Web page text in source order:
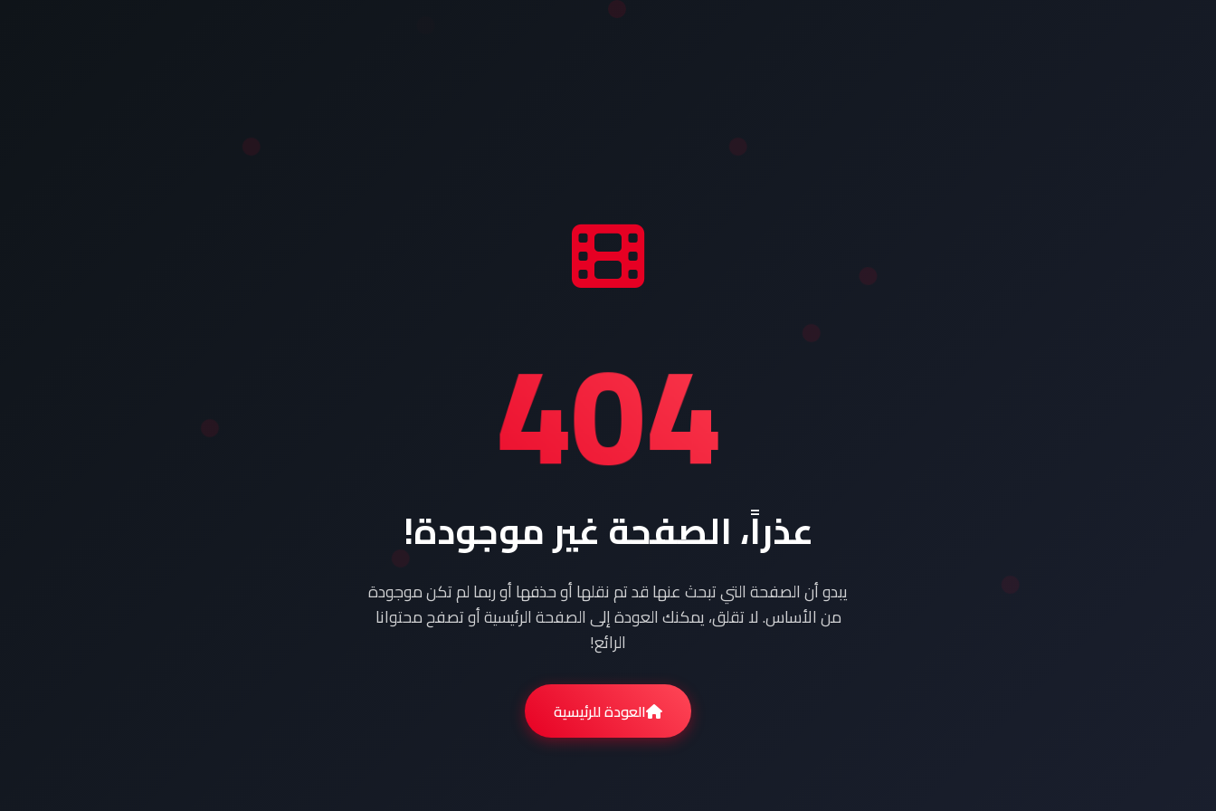
404
عذراً، الصفحة غير موجودة!
يبدو أن الصفحة التي تبحث عنها قد تم نقلها أو حذفها أو ربما لم تكن موجودة
من الأساس. لا تقلق، يمكنك العودة إلى الصفحة الرئيسية أو تصفح محتوانا
الرائع!
العودة للرئيسية